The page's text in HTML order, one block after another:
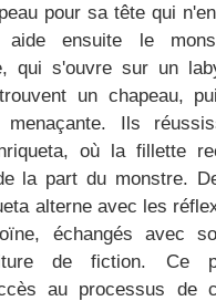
pour sa tête qui
aide ensuite le
qui s'ouvre sur un
un chapeau,
Ils
où la fillette
la part du monstre.
alterne avec les
échangés avec
de fiction. Ce
au processus de